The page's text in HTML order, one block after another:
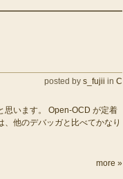
posted by s_fujii in C
思います。 Open-OCD が定着
他のデバッガと比べてかなり
more »